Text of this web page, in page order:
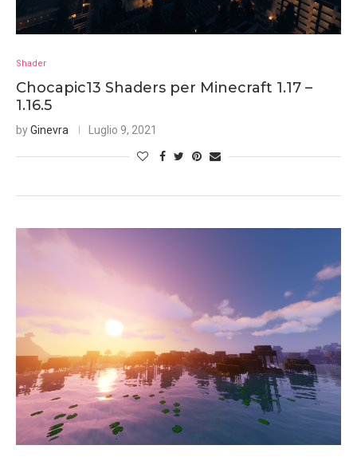
Shader
Chocapic13 Shaders per Minecraft 1.17 –
1.16.5
byGinevra Luglio 9, 2021